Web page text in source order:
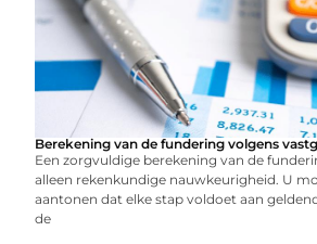
Berekening van de fundering volgens
Een zorgvuldige berekening van de
alleen rekenkundige nauwkeurigheid. U
aantonen dat elke stap voldoet aan
de